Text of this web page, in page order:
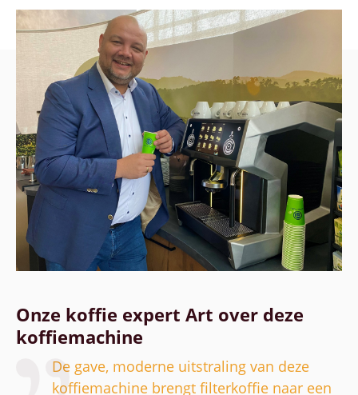
Onze koffie expert Art over deze
koffiemachine
De gave, moderne uitstraling van deze
koffiemachine brengt filterkoffie naar een